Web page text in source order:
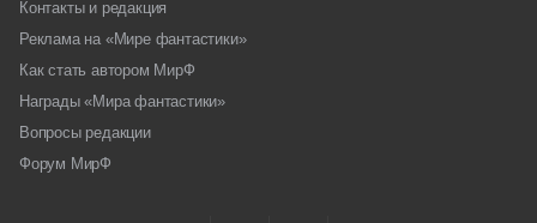
Контакты и редакция
Реклама на «Мире фантастики»
Как стать автором МирФ
Награды «Мира фантастики»
Вопросы редакции
Форум МирФ